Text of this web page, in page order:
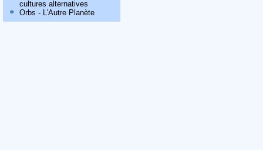
cultures alternatives
Orbs - L'Autre Planète